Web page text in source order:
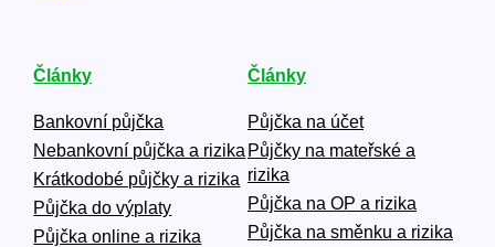
Články
Bankovní půjčka
Nebankovní půjčka a rizika
Krátkodobé půjčky a rizika
Půjčka do výplaty
Půjčka online a rizika
Články
Půjčka na účet
Půjčky na mateřské a
rizika
Půjčka na OP a rizika
Půjčka na směnku a rizika